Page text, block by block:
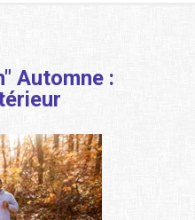
Automne :